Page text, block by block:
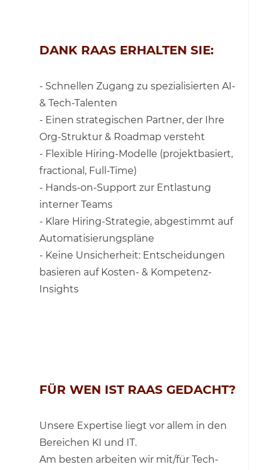
DANK RAAS ERHALTEN SIE:
- Schnellen Zugang zu spezialisierten AI-
& Tech-Talenten
- Einen strategischen Partner, der Ihre
Org-Struktur & Roadmap versteht
- Flexible Hiring-Modelle (projektbasiert,
fractional, Full-Time)
- Hands-on-Support zur Entlastung
interner Teams
- Klare Hiring-Strategie, abgestimmt auf
Automatisierungspläne
- Keine Unsicherheit: Entscheidungen
basieren auf Kosten- & Kompetenz-
Insights
FÜR WEN IST RAAS GEDACHT?
Unsere Expertise liegt vor allem in den
Bereichen KI und IT.
Am besten arbeiten wir mit/für Tech-